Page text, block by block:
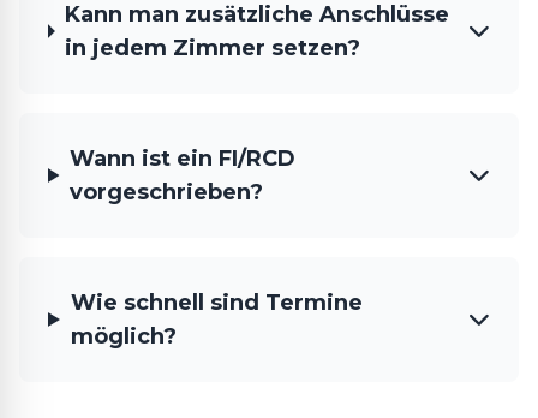
Kann man zusätzliche Anschlüsse
in jedem Zimmer setzen?
Wann ist ein FI/RCD
vorgeschrieben?
Wie schnell sind Termine
möglich?